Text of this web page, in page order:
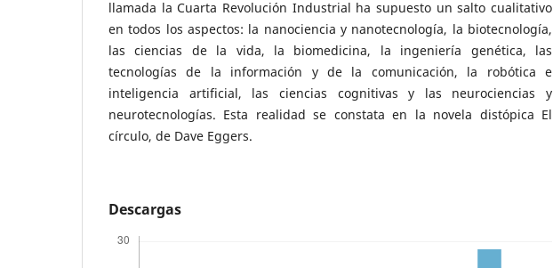
llamada la Cuarta Revolución Industrial ha supuesto un salto cualitativo
en todos los aspectos: la nanociencia y nanotecnología, la biotecnología,
las ciencias de la vida, la biomedicina, la ingeniería genética, las
tecnologías de la información y de la comunicación, la robótica e
inteligencia artificial, las ciencias cognitivas y las neurociencias y
neurotecnologías. Esta realidad se constata en la novela distópica El
círculo, de Dave Eggers.
Descargas